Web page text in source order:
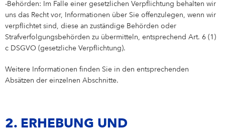
-Behörden: Im Falle einer gesetzlichen Verpflichtung behalten wir
uns das Recht vor, Informationen über Sie offenzulegen, wenn wir
verpflichtet sind, diese an zuständige Behörden oder
Strafverfolgungsbehörden zu übermitteln, entsprechend Art. 6 (1)
c DSGVO (gesetzliche Verpflichtung).
Weitere Informationen finden Sie in den entsprechenden
Absätzen der einzelnen Abschnitte.
2. ERHEBUNG UND